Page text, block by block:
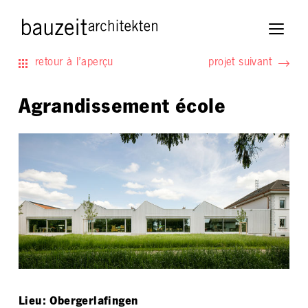
retour à l’aperçu projet suivant
Agrandissement école
Lieu: Obergerlafingen